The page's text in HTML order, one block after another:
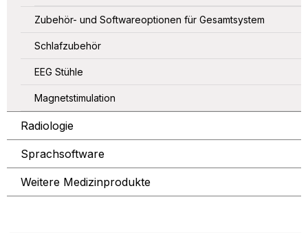
Zubehör- und Softwareoptionen für Gesamtsystem
Schlafzubehör
EEG Stühle
Magnetstimulation
Radiologie
Sprachsoftware
Weitere Medizinprodukte